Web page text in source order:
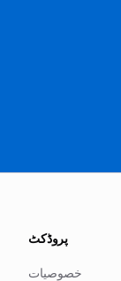
پروڈکٹ
خصوصیات